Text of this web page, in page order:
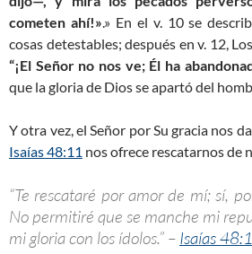
cometen ahí!».» En el v. 10 se
cosas detestables; después en v. 12,
“¡El Señor no nos ve; Él ha
que la gloria de Dios se apartó del
Y otra vez, el Señor por Su gracia nos
Isaías 48:11 nos ofrece rescatarnos de
“Te rescataré por amor de mí; sí,
No permitiré que se manche mi
mi gloria con los ídolos.” – Isaías